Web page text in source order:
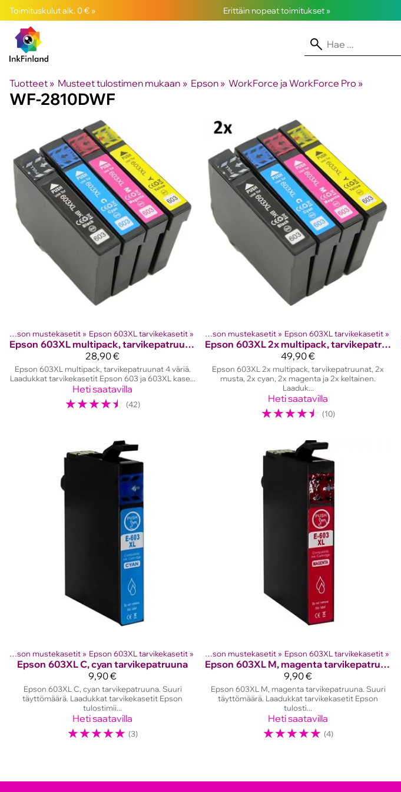
Toimituskulut alk. 0 € » Erittäin nopeat toimitukset »
Tuotteet ‪» Musteet tulostimen mukaan ‪» Epson ‪» WorkForce ja WorkForce Pro ‪»
WF-2810DWF
Epson mustekasetit ‪» Epson 603XL tarvikekasetit ‪»
Epson
603XL multipack, tarvikepatruunat
28,90 €
Epson 603XL multipack, tarvikepatruunat 4 väriä.
Laadukkat tarvikekasetit Epson 603 ja 603XL kase...
Heti saatavilla
☆☆☆☆☆ (42)
Tuotteet‪» Mustesuihkutulostinten kasetit Epson mustekasetit ‪» Epson 603XL tarvikekasetit ‪»
Epson
603XL 2x multipack, tarvikepatruunat
49,90 €
Epson 603XL 2x multipack, tarvikepatruunat, 2x
musta, 2x cyan, 2x magenta ja 2x keltainen.
Laaduk...
Heti saatavilla
☆☆☆☆☆ (10)
Tuotteet‪» Mustesuihkutulostinten kasetit
Epson mustekasetit ‪» Epson 603XL tarvikekasetit ‪»
Epson 603XL C, cyan tarvikepatruuna
9,90 €
Epson 603XL C, cyan tarvikepatruuna. Suuri
täyttömäärä. Laadukkat tarvikekasetit Epson
tulostimii...
Heti saatavilla
☆☆☆☆☆ (3)
Tuotteet‪» Mustesuihkutulostinten kasetit Epson mustekasetit ‪» Epson 603XL tarvikekasetit ‪»
Epson
603XL M, magenta tarvikepatruuna
9,90 €
Epson 603XL M, magenta tarvikepatruuna. Suuri
täyttömäärä. Laadukkat tarvikekasetit Epson
tulosti...
Heti saatavilla
☆☆☆☆☆ (4)